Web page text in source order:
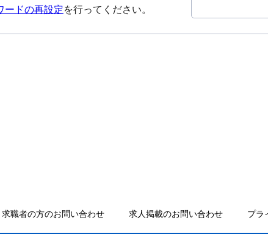
ードの再設定を行ってください。
求職者の方のお問い合わせ 求人掲載のお問い合わせ プラ